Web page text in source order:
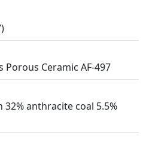
Porous Ceramic AF-497
anthracite coal 5.5%